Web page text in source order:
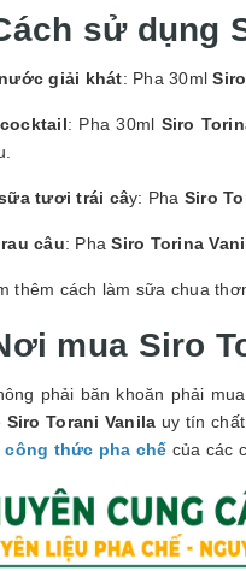
sử dụng
giải khát: Pha 30ml
: Pha 30ml Siro
tươi trái cây: Pha Siro
câu: PhaSiro Torina
thêm cách làm sữa chua
mua Siro
phải băn khoăn phải
Siro Torani Vanila uy tín
công thức pha chế của các